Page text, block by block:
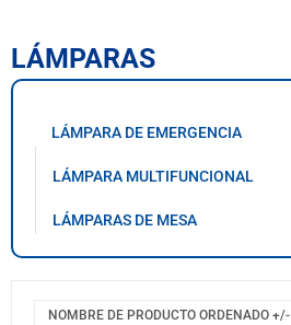
LÁMPARAS
LÁMPARA DE EMERGENCIA
LÁMPARA MULTIFUNCIONAL
LÁMPARAS DE MESA
NOMBRE DE PRODUCTO ORDENADO +/-